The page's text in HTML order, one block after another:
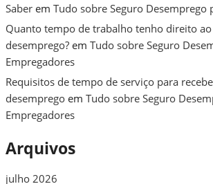
Saber em Tudo sobre Seguro Desemprego
Quanto tempo de trabalho tenho direito
desemprego? em Tudo sobre Seguro
Empregadores
Requisitos de tempo de serviço para
desemprego em Tudo sobre Seguro
Empregadores
Arquivos
julho 2026